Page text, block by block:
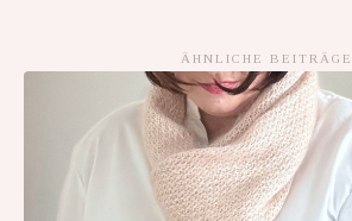
ÄHNLICHE BEITRÄGE